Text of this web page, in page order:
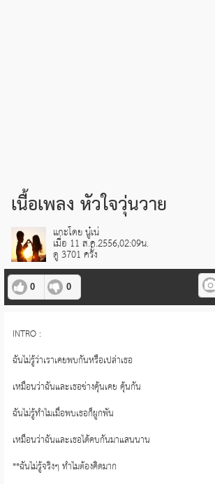
เนื้อเพลง หัวใจวุ่นวาย
แกะโดย นู๋เน่
เมื่อ 11 ส.ค.2556,02:09น.
ดู 3701 ครั้ง
0 0
INTRO :
ฉันไม่รู้ว่าเราเคยพบกันหรือเปล่าเธอ
เหมือนว่าฉันและเธอช่างคุ้นเคย คุ้นกัน
ฉันไม่รู้ทำไมเมื่อพบเธอก็ผูกพัน
เหมือนว่าฉันและเธอได้คบกันมาแสนนาน
**ฉันไม่รู้จริงๆ ทำไมต้องคิดมาก